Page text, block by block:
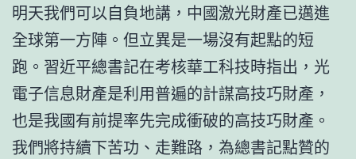
明天我們可以自負地講，中國激光財產已邁進
全球第一方陣。但立異是一場沒有起點的短
跑。習近平總書記在考核華工科技時指出，光
電子信息財產是利用普遍的計謀高技巧財產，
也是我國有前提率先完成衝破的高技巧財產。
我們將持續下苦功、走難路，為總書記點贊的